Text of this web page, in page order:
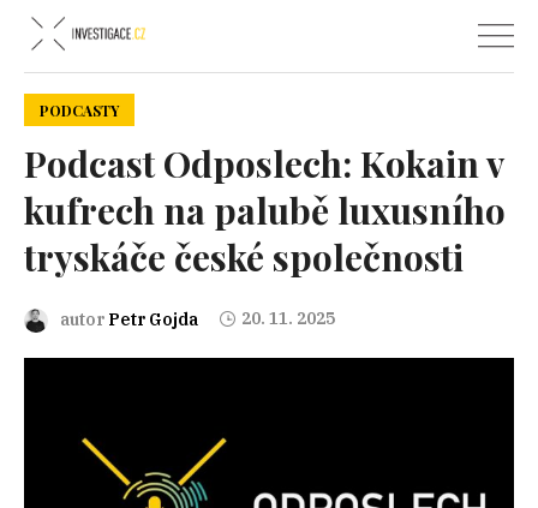
PODCASTY
Podcast Odposlech: Kokain v
kufrech na palubě luxusního
tryskáče české společnosti
autor Petr Gojda 20. 11. 2025